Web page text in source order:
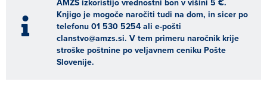
Knjigo je mogoče naročiti tudi na dom, in sicer po
telefonu 01 530 5254 ali e-pošti
clanstvo@amzs.si. V tem primeru naročnik krije
stroške poštnine po veljavnem ceniku Pošte
Slovenije.